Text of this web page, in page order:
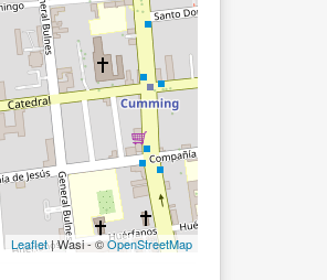
Leaflet| Wasi - ©OpenStreetMap